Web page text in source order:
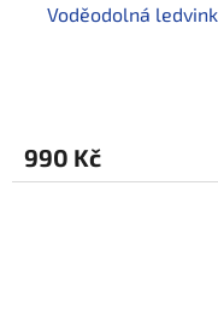
Voděodolná
990 Kč